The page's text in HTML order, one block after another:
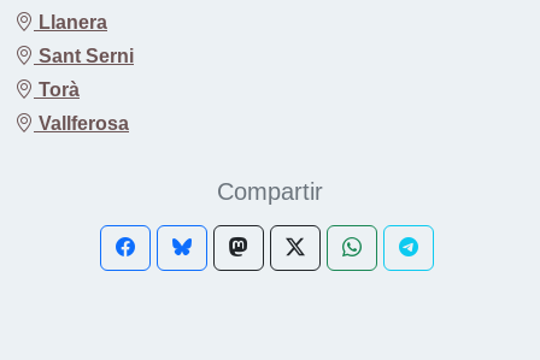
Llanera
Sant Serni
Torà
Vallferosa
Compartir